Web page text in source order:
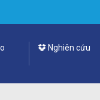
Nghiên cứu